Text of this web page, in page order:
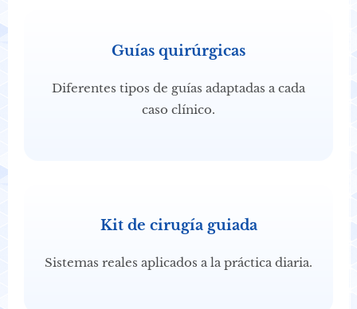
Guías quirúrgicas
Diferentes tipos de guías adaptadas a cada
caso clínico.
Kit de cirugía guiada
Sistemas reales aplicados a la práctica diaria.